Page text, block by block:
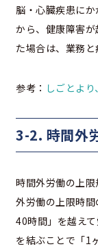
脳・心臓疾患に
から、健康障害
た場合は、業務と
参考： しごとよ
3-2. 時間外
時間外労働の上
外労働の上限時
40時間」を越え
を結ぶことで「1